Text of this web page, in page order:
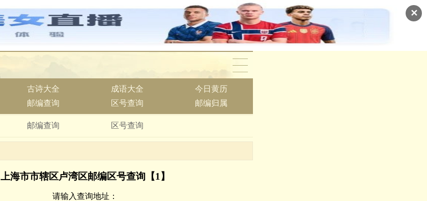
✕
古诗大全 成语大全
今日黄历
邮编查询 区号查询 邮编归属
邮编查询 区号查询
上海市市辖区卢湾区邮编区号查询【1】
请输入查询地址：